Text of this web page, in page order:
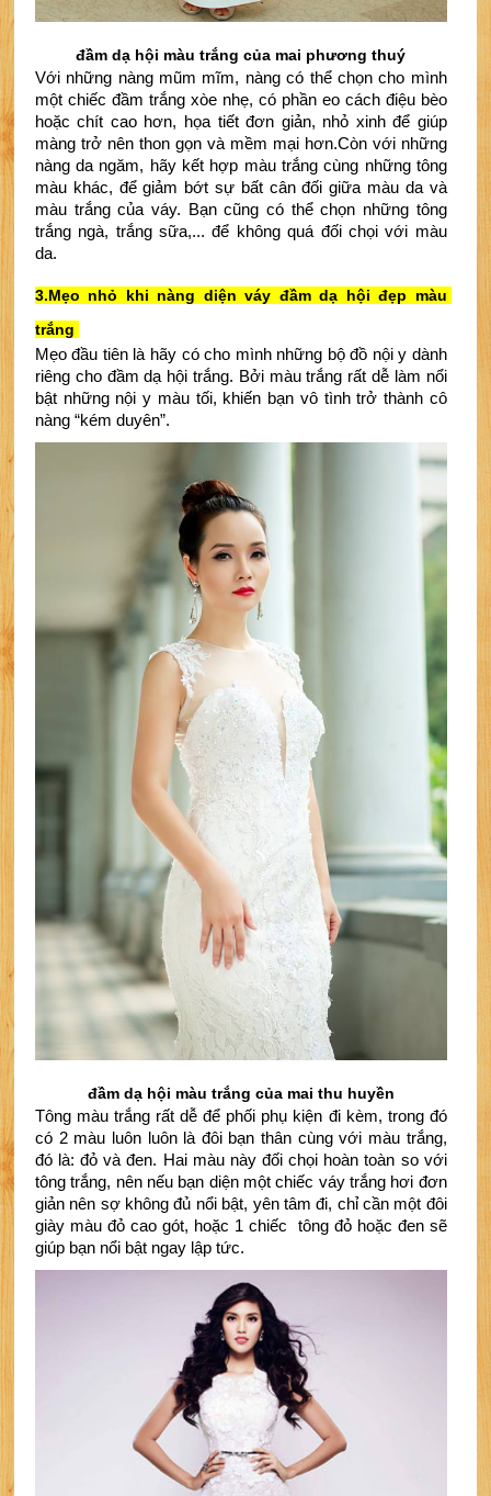
đầm dạ hội màu trắng của mai phương thuý
Với những nàng mũm mĩm, nàng có thể chọn cho mình
một chiếc đầm trắng xòe nhẹ, có phần eo cách điệu bèo
hoặc chít cao hơn, họa tiết đơn giản, nhỏ xinh để giúp
màng trở nên thon gọn và mềm mại hơn.Còn với những
nàng da ngăm, hãy kết hợp màu trắng cùng những tông
màu khác, để giảm bớt sự bất cân đối giữa màu da và
màu trắng của váy. Bạn cũng có thể chọn những tông
trắng ngà, trắng sữa,... để không quá đối chọi với màu
da.
3.Mẹo nhỏ khi nàng diện váy đầm dạ hội đẹp màu
trắng
Mẹo đầu tiên là hãy có cho mình những bộ đồ nội y dành
riêng cho đầm dạ hội trắng. Bởi màu trắng rất dễ làm nổi
bật những nội y màu tối, khiến bạn vô tình trở thành cô
nàng “kém duyên”.
đầm dạ hội màu trắng của mai thu huyền
Tông màu trắng rất dễ để phối phụ kiện đi kèm, trong đó
có 2 màu luôn luôn là đôi bạn thân cùng với màu trắng,
đó là: đỏ và đen. Hai màu này đối chọi hoàn toàn so với
tông trắng, nên nếu bạn diện một chiếc váy trắng hơi đơn
giản nên sợ không đủ nổi bật, yên tâm đi, chỉ cần một đôi
giày màu đỏ cao gót, hoặc 1 chiếc  tông đỏ hoặc đen sẽ
giúp bạn nổi bật ngay lập tức.